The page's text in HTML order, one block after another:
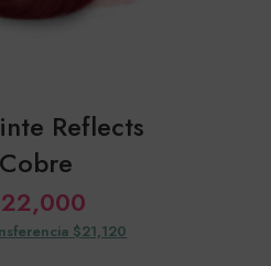
Reflects
Cobre
22,000
$21,120